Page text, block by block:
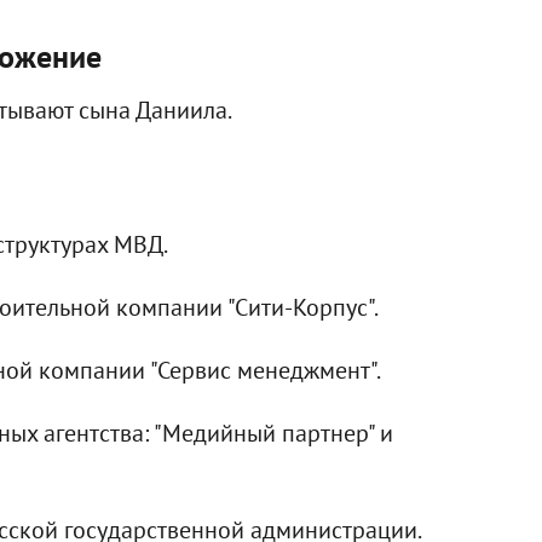
сына Даниила.
МВД.
компании "Сити-Корпус".
компании "Сервис менеджмент".
агентства: "Медийный партнер" и
государственной администрации.